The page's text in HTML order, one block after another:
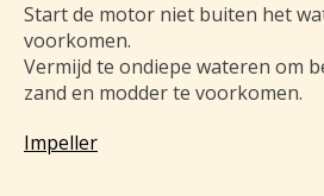
Start de motor niet buiten het
voorkomen.
Vermijd te ondiepe wateren om
zand en modder te voorkomen.
Impeller